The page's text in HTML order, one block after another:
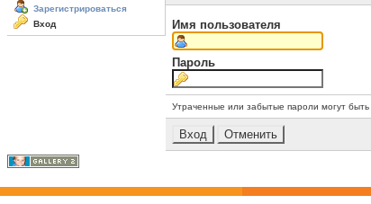
Зарегистрироваться
Вход
Имя пользователя
Пароль
Утраченные или забытые пароли могут